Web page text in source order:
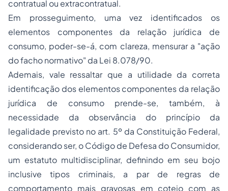
contratual ou extracontratual.
Em prosseguimento, uma vez identificados os
elementos componentes da relação jurídica de
consumo, poder-se-á, com clareza, mensurar a "ação
do facho normativo" da Lei 8.078/90.
Ademais, vale ressaltar que a utilidade da correta
identificação dos elementos componentes da relação
jurídica de consumo prende-se, também, à
necessidade da observância do princípio da
legalidade previsto no art. 5º da Constituição Federal,
considerando ser, o Código de Defesa do Consumidor,
um estatuto multidisciplinar, definindo em seu bojo
inclusive tipos criminais, a par de regras de
comportamento mais gravosas em cotejo com as